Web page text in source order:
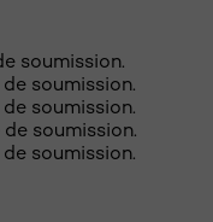
soumission.
soumission.
soumission.
soumission.
soumission.